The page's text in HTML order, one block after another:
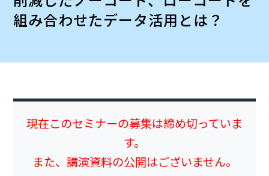
組み合わせたデータ活用とは？
現在このセミナーの募集は締め切っていま
す。
また、講演資料の公開はございません。